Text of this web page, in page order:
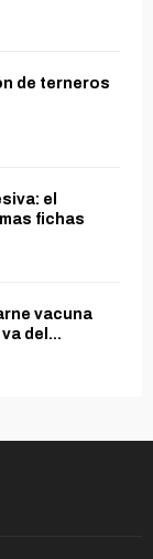
de terneros
el
fichas
vacuna
del...